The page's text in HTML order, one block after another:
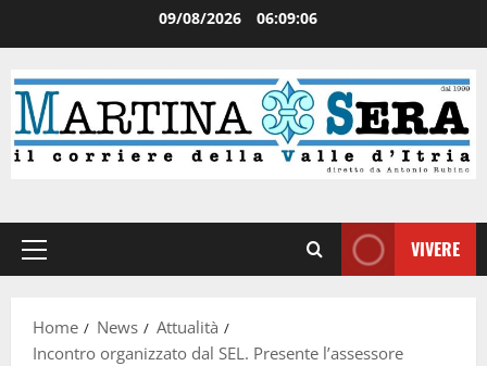
09/08/2026 06:09:06
VIVERE
Home News
Attualità
Incontro organizzato dal SEL. Presente l’assessore